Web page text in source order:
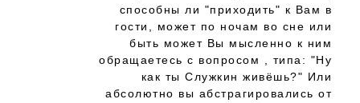
способны ли "приходить" к Вам в
гости, может по ночам во сне или
быть может Вы мысленно к ним
обращаетесь с вопросом , типа: "Ну
как ты Служкин живёшь?" Или
абсолютно вы абстрагировались от